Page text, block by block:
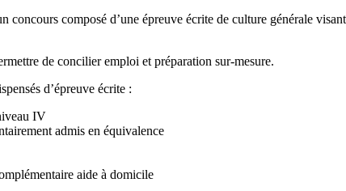
concours composé d’une épreuve écrite de culture générale
de concilier emploi et préparation sur-mesure.
d’épreuve écrite :
IV
admis en équivalence
aide à domicile